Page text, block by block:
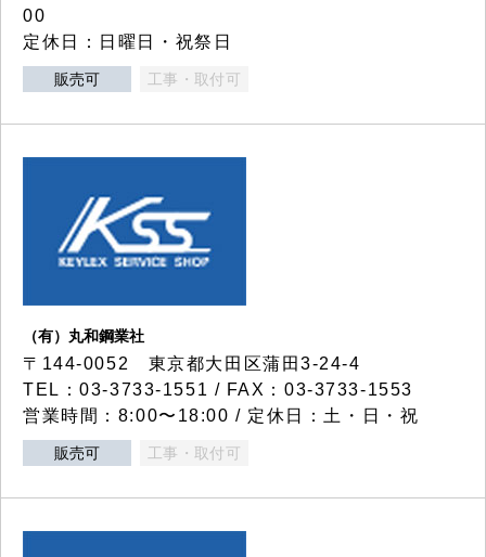
00
定休日：日曜日・祝祭日
販売可 工事・取付可
（有）丸和鋼業社
〒144-0052 東京都大田区蒲田3-24-4
TEL：03-3733-1551 / FAX：03-3733-1553
営業時間：8:00〜18:00 / 定休日：土・日・祝
販売可 工事・取付可